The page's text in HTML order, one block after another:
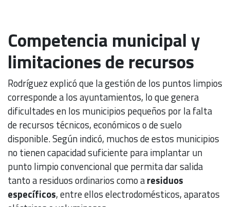
Competencia municipal y
limitaciones de recursos
Rodríguez explicó que la gestión de los puntos limpios
corresponde a los ayuntamientos, lo que genera
dificultades en los municipios pequeños por la falta
de recursos técnicos, económicos o de suelo
disponible. Según indicó, muchos de estos municipios
no tienen capacidad suficiente para implantar un
punto limpio convencional que permita dar salida
tanto a residuos ordinarios como aresiduos
específicos, entre ellos electrodomésticos, aparatos